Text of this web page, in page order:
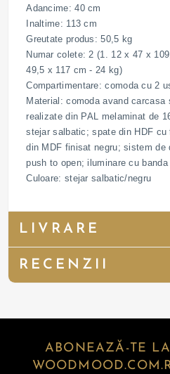
Adancime: 40 cm
Inaltime: 113 cm
Greutate produs: 50,5 kg
Numar colete: 2 (1. 12 x 47 x
49,5 x 117 cm - 24 kg)
Compartimentare: comoda cu 2
Material: comoda avand
realizate din PAL melaminat de
stejar salbatic; spate din HDF
din MDF finisat negru; sistem de
push to open; iluminare cu
Culoare: stejar salbatic/negru
LIVRARE
RECENZII
ABONEAZĂ-TE